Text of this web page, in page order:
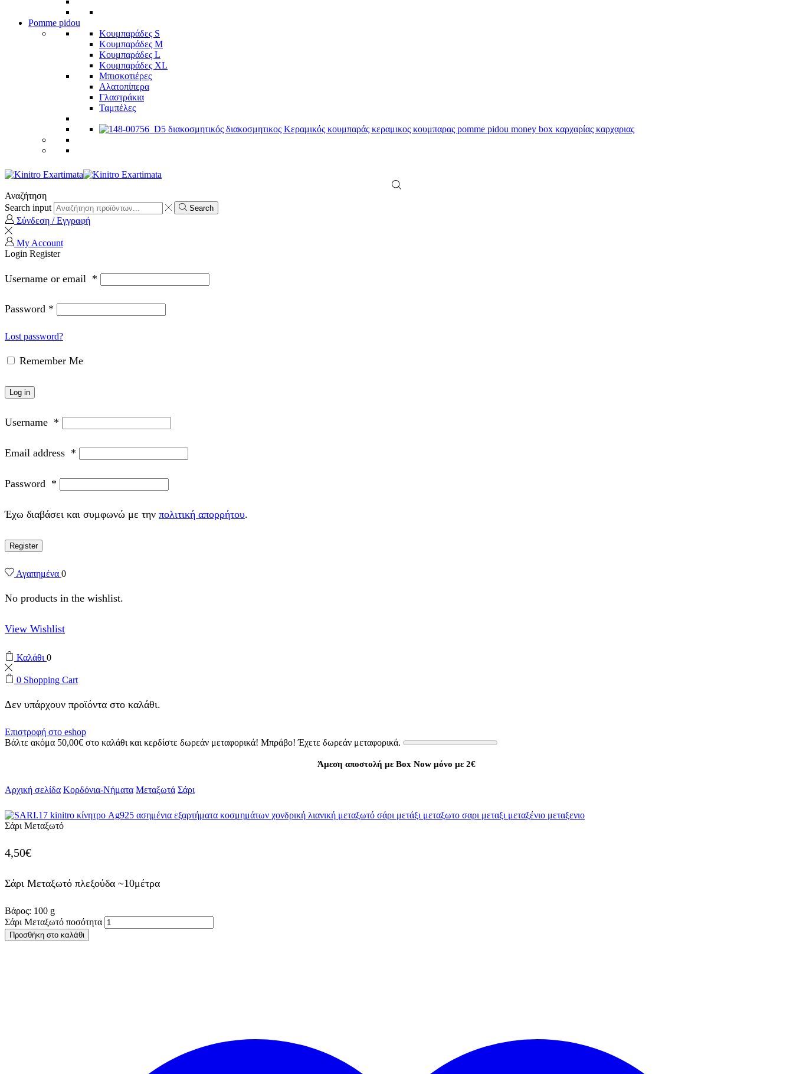
Pomme pidou
Κουμπαράδες S
Κουμπαράδες M
Κουμπαράδες L
Κουμπαράδες XL
Μπισκοτιέρες
Αλατοπίπερα
Γλαστράκια
Ταμπέλες
Αναζήτηση
Search input
Search
Σύνδεση / Εγγραφή
My Account
Login Register
Username or email *
Password *
Lost password?
Remember Me
Log in
Username *
Email address *
Password *
Έχω διαβάσει και συμφωνώ με την πολιτική απορρήτου.
Register
Αγαπημένα 0
No products in the wishlist.
View Wishlist
Καλάθι 0
0 Shopping Cart
Δεν υπάρχουν προϊόντα στο καλάθι.
Επιστροφή στο eshop
Βάλτε ακόμα 50,00€ στο καλάθι και κερδίστε δωρεάν μεταφορικά! Μπράβο! Έχετε δωρεάν μεταφορικά.
Άμεση αποστολή με Box Now μόνο με 2€
Αρχική σελίδα Κορδόνια-Νήματα Μεταξωτά Σάρι
Σάρι Μεταξωτό
4,50€
Σάρι Μεταξωτό πλεξούδα ~10μέτρα
Βάρος: 100 g
Σάρι Μεταξωτό ποσότητα
Προσθήκη στο καλάθι